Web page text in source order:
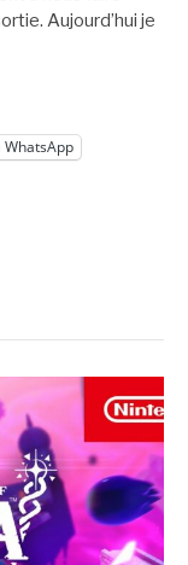
Aujourd’hui je
WhatsApp